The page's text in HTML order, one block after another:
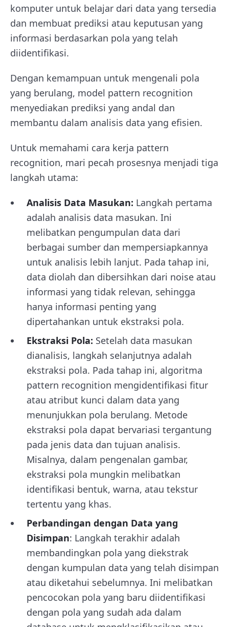
komputer untuk belajar dari data yang tersedia
dan membuat prediksi atau keputusan yang
informasi berdasarkan pola yang telah
diidentifikasi.
Dengan kemampuan untuk mengenali pola
yang berulang, model pattern recognition
menyediakan prediksi yang andal dan
membantu dalam analisis data yang efisien.
Untuk memahami cara kerja pattern
recognition, mari pecah prosesnya menjadi tiga
langkah utama:
Analisis Data Masukan: Langkah pertama
adalah analisis data masukan. Ini
melibatkan pengumpulan data dari
berbagai sumber dan mempersiapkannya
untuk analisis lebih lanjut. Pada tahap ini,
data diolah dan dibersihkan dari noise atau
informasi yang tidak relevan, sehingga
hanya informasi penting yang
dipertahankan untuk ekstraksi pola.
Ekstraksi Pola: Setelah data masukan
dianalisis, langkah selanjutnya adalah
ekstraksi pola. Pada tahap ini, algoritma
pattern recognition mengidentifikasi fitur
atau atribut kunci dalam data yang
menunjukkan pola berulang. Metode
ekstraksi pola dapat bervariasi tergantung
pada jenis data dan tujuan analisis.
Misalnya, dalam pengenalan gambar,
ekstraksi pola mungkin melibatkan
identifikasi bentuk, warna, atau tekstur
tertentu yang khas.
Perbandingan dengan Data yang
Disimpan: Langkah terakhir adalah
membandingkan pola yang diekstrak
dengan kumpulan data yang telah disimpan
atau diketahui sebelumnya. Ini melibatkan
pencocokan pola yang baru diidentifikasi
dengan pola yang sudah ada dalam